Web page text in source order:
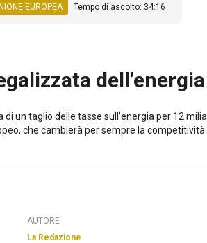
EUROPEA Tempo di ascolto: 34:16
di un taglio delle tasse sull’energia per 12
che cambierà per sempre la
AUTORE
La Redazione